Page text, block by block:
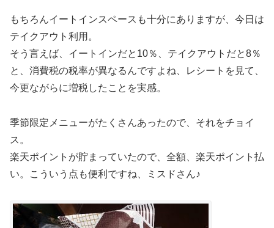
もちろんイートインスペースも十分にありますが、今日は
テイクアウト利用。
そう言えば、イートインだと10％、テイクアウトだと8％
と、消費税の税率が異なるんですよね、レシートを見て、
今更ながらに増税したことを実感。
季節限定メニューがたくさんあったので、それをチョイ
ス。
楽天ポイントが貯まっていたので、全額、楽天ポイント払
い。こういう点も便利ですね、ミスドさん♪